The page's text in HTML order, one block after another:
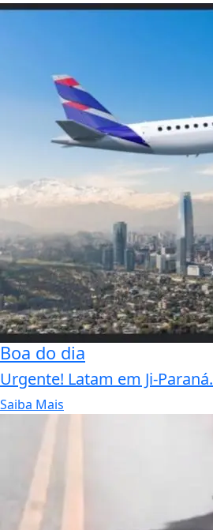
Boa do dia
Urgente! Latam em Ji-Paraná.
Saiba Mais